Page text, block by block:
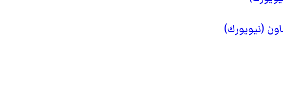
(نيويورك)